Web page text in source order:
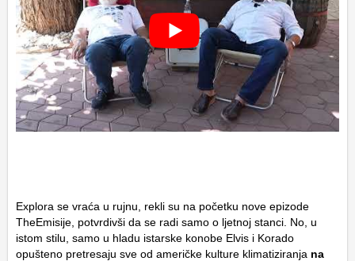
Explora se vraća u rujnu, rekli su na početku nove epizode
TheEmisije, potvrdivši da se radi samo o ljetnoj stanci. No, u
istom stilu, samo u hladu istarske konobe Elvis i Korado
opušteno pretresaju sve od američke kulture klimatiziranja na